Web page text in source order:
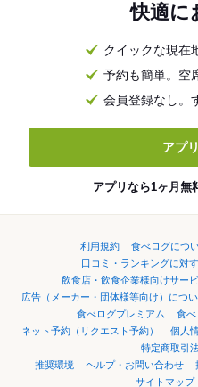
快適に
クイックな現在
予約も簡単。空
会員登録なし。
アプ
アプリなら1ヶ月無
利用規約 食べログにつ
口コミ・ランキングに対
飲食店・飲食企業様向けサー
広告（メーカー・団体様等向け）につ
食べログプレミアム
食べ
ネット予約（リクエスト予約）
個人
特定商取引
推奨環境
ヘルプ・お問い合わせ
サイトマップ